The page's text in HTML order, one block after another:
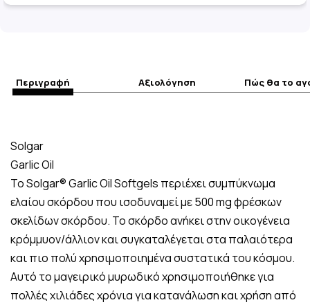
Περιγραφή Αξιολόγηση Πώς θα το
Solgar
Garlic Oil
Το Solgar® Garlic Oil Softgels περιέχει συμπύκνωμα
ελαίου σκόρδου που ισοδυναμεί με 500 mg φρέσκων
σκελίδων σκόρδου. Το σκόρδο ανήκει στην οικογένεια
κρόμμυον/άλλιον και συγκαταλέγεται στα παλαιότερα
και πιο πολύ χρησιμοποιημένα συστατικά του κόσμου.
Αυτό το μαγειρικό μυρωδικό χρησιμοποιήθηκε για
πολλές χιλιάδες χρόνια για κατανάλωση και χρήση από